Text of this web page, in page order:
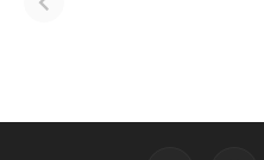
పొందే పవిత్ర రోజు